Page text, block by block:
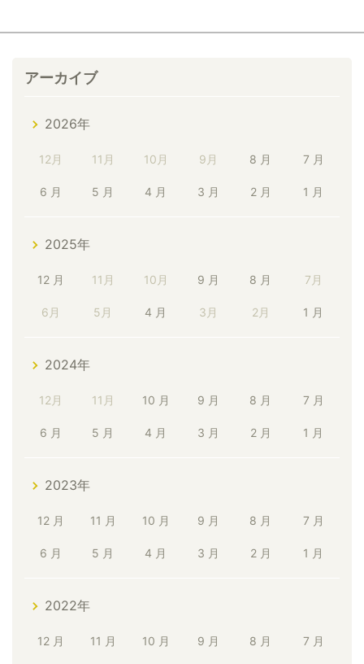
アーカイブ
2026年
12月 11月 10月 9月 8 月 7 月
6 月 5 月 4 月 3 月 2 月 1 月
2025年
12 月 11月 10月 9 月 8 月 7月
6月 5月 4 月 3月 2月 1 月
2024年
12月 11月 10 月 9 月 8 月 7 月
6 月 5 月 4 月 3 月 2 月 1 月
2023年
12 月 11 月 10 月 9 月 8 月 7 月
6 月 5 月 4 月 3 月 2 月 1 月
2022年
12 月 11 月 10 月 9 月 8 月 7 月